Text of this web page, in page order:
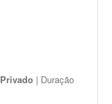
Privado | Duração